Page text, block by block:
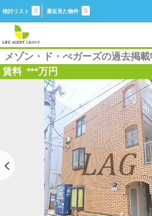
検討リスト 0 最近見た物件 0
メゾン・ド・ぺガーズの過去掲
賃料 ***万円